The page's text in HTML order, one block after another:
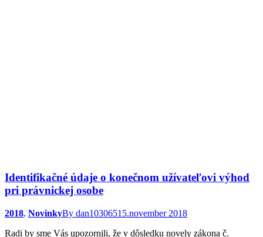
Identifikačné údaje o konečnom užívateľovi výhod
pri právnickej osobe
2018, NovinkyBy dan10306515.november 2018
Radi by sme Vás upozornili, že v dôsledku novely zákona č.